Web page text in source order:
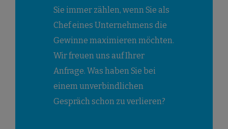
Sie immer zählen, wenn Sie als
Chef eines Unternehmens die
Gewinne maximieren möchten.
Wir freuen uns auf Ihrer
Anfrage. Was haben Sie bei
einem unverbindlichen
Gespräch schon zu verlieren?